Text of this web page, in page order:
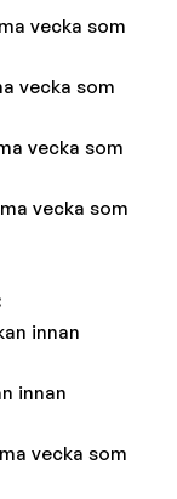
vecka som
vecka som
vecka som
vecka som
innan
innan
vecka som